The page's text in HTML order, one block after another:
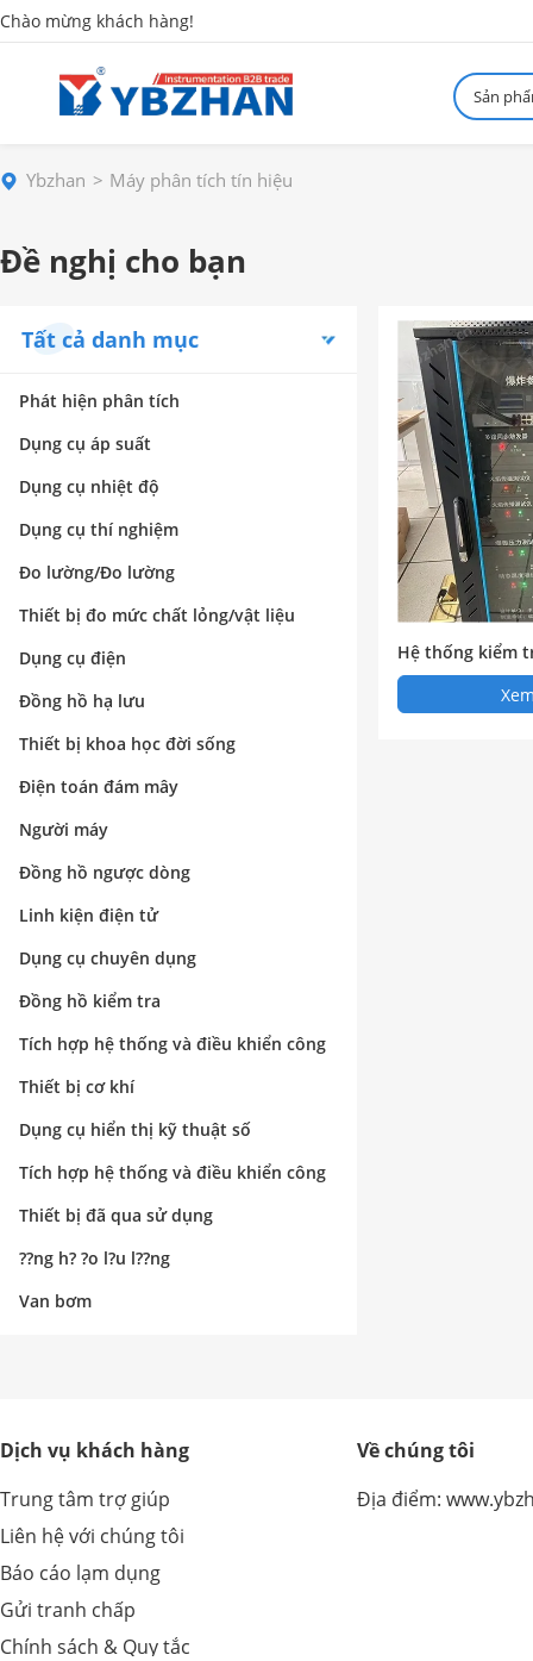
Chào mừng khách hàng!
Sản
Ybzhan Máy phân tích tín hiệu
Đề nghị cho bạn
Tất cả danh mục
Phát hiện phân tích
Dụng cụ áp suất
Dụng cụ nhiệt độ
Dụng cụ thí nghiệm
Đo lường/Đo lường
Thiết bị đo mức chất lỏng/vật liệu
Dụng cụ điện
Đồng hồ hạ lưu
Thiết bị khoa học đời sống
Điện toán đám mây
Người máy
Đồng hồ ngược dòng
Linh kiện điện tử
Dụng cụ chuyên dụng
Đồng hồ kiểm tra
Tích hợp hệ thống và điều khiển công
nghiệp
Thiết bị cơ khí
Dụng cụ hiển thị kỹ thuật số
Tích hợp hệ thống và điều khiển công
nghiệp
Thiết bị đã qua sử dụng
??ng h? ?o l?u l??ng
Van bơm
Hệ thống kiểm
ng vật lý đa
điện từ
Dịch vụ khách hàng
Trung tâm trợ giúp
Liên hệ với chúng tôi
Báo cáo lạm dụng
Gửi tranh chấp
Chính sách & Quy tắc
Về chúng tôi
Địa điểm: